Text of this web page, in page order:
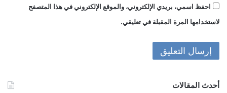
احفظ اسمي، بريدي الإلكتروني، والموقع الإلكتروني في هذا المتصفح
لاستخدامها المرة المقبلة في تعليقي.
أحدث المقالات